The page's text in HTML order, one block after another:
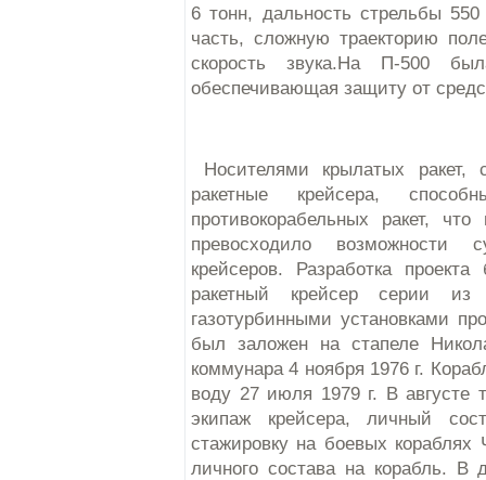
6 тонн, дальность стрельбы
часть, сложную траекторию
скорость звука.На П-500
обеспечивающая защиту от
Носителями крылатых
ракетные крейсера,
противокорабельных ракет,
превосходило
крейсеров. Разработка
ракетный крейсер серии
газотурбинными установками
был заложен на стапеле
коммунара 4 ноября 1976 г.
воду 27 июля 1979 г. В августе
экипаж крейсера, личный
стажировку на боевых
личного состава на корабль.